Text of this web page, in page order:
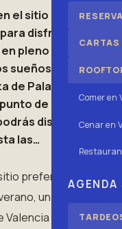
CARTAS
Comer en
Cenar en
AGENDA
el sitio
disfrutar
pleno
sueños se
de Palau con
de
disfrutar
las…
preferido de
un
Valencia donde